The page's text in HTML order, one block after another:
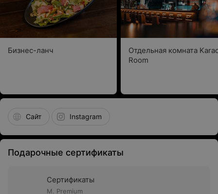
Бизнес-ланч
Отдельная комната
Room
Сайт Instagram
Подарочные сертификаты
Сертификаты
М. Premium